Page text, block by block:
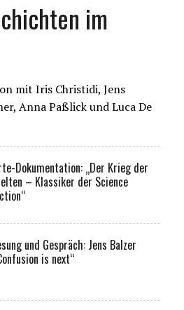
im
mit Iris Christidi, Jens
Anna Paßlick und Luca De
Dokumentation: „Der Krieg der
– Klassiker der Science
und Gespräch: Jens Balzer
is next“